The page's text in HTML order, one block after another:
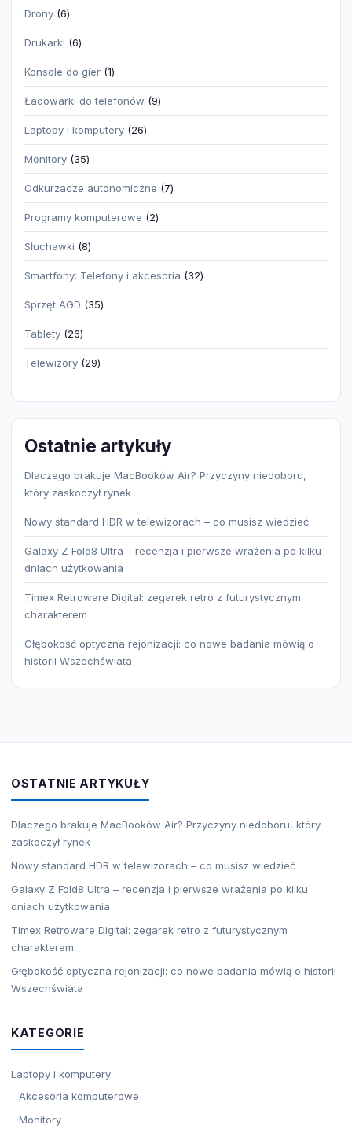
Drony 66
produktów
Drukarki
66
produktów
Konsole do gier 11
produkt
Ładowarki do telefonów
99
produktów
Laptopy i komputery
2626
produktów
Monitory
3535
produktów
Odkurzacze autonomiczne
77
produktów
Programy komputerowe
22
produkty
Słuchawki
88
produktów
Smartfony: Telefony i akcesoria
3232
produkty
Sprzęt AGD
3535
produktów
Tablety
2626
produktów
Telewizory
2929
Ostatnie artykuły
Dlaczego brakuje MacBooków Air? Przyczyny niedoboru,
który zaskoczył rynek
Nowy standard HDR w telewizorach – co musisz wiedzieć
Galaxy Z Fold8 Ultra – recenzja i pierwsze wrażenia po kilku
dniach użytkowania
Timex Retroware Digital: zegarek retro z futurystycznym
charakterem
Głębokość optyczna rejonizacji: co nowe badania mówią o
historii Wszechświata
OSTATNIE ARTYKUŁY
Dlaczego brakuje MacBooków Air? Przyczyny niedoboru, który
zaskoczył rynek
Nowy standard HDR w telewizorach – co musisz wiedzieć
Galaxy Z Fold8 Ultra – recenzja i pierwsze wrażenia po kilku
dniach użytkowania
Timex Retroware Digital: zegarek retro z futurystycznym
charakterem
Głębokość optyczna rejonizacji: co nowe badania mówią o historii
Wszechświata
KATEGORIE
Laptopy i komputery
Akcesoria komputerowe
Monitory